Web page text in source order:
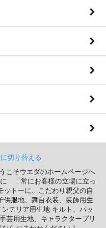
切り替える
こそウエダのホームページへ
「常にお客様の立場に立っ
ットーに、こだわり親父の自
供服地、舞台衣装、装飾用生
テリア用生地 キルト、パッ
芸用生地、キャラクタープリ